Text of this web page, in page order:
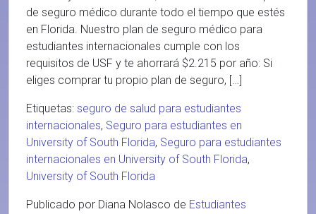
de seguro médico durante todo el tiempo que estés
en Florida. Nuestro plan de seguro médico para
estudiantes internacionales cumple con los
requisitos de USF y te ahorrará $2.215 por año: Si
eliges comprar tu propio plan de seguro, […]
Etiquetas: seguro de salud para estudiantes
internacionales, Seguro para estudiantes en
University of South Florida, Seguro para estudiantes
internacionales en University of South Florida,
University of South Florida
Publicado por Diana Nolasco de Estudiantes